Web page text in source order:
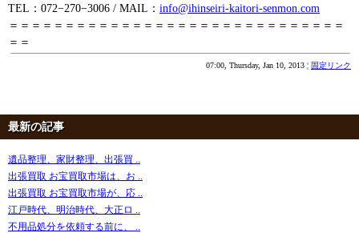
TEL：072−270−3006 / MAIL： info@ihinseiri-kaitori-senmon.com
＝＝＝＝＝＝＝＝＝＝＝＝＝＝＝＝＝＝＝＝＝＝＝＝＝＝＝＝＝＝
＝＝
07:00, Thursday, Jan 10, 2013 ¦ 固定リンク
最新の記事
遺品整理、家財整理、出張買 ..
出張買取 お宝買取市場は、お ..
出張買取 お宝買取市場が、応 ..
江戸時代、明治時代、大正ロ ..
不用品処分を依頼する前に、 ..